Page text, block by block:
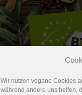
Wir nutzen vegane Cookies
während andere uns helfen,